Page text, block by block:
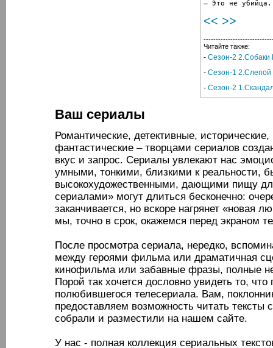
<< >>
Читайте также:
- Сезон-2 2.Собаки
- Сезон-1 2.Слепой
- Сезон-2
Ваш сериалы
Романтические, детективные,
фантастические – творцами сериалов
вкус и запрос. Сериалы увлекают нас
умными, тонкими, близкими к реальности,
высокохудожественными, дающими пищу
сериалами» могут длиться бесконечно:
заканчивается, но вскоре нагрянет «новая
мы, точно в срок, окажемся перед экраном
После просмотра сериала, нередко,
между героями фильма или драматичная
кинофильма или забавные фразы, полные
Порой так хочется дословно увидеть то, что
полюбившегося телесериала. Вам,
предоставляем возможность читать тексты
собрали и разместили на нашем сайте.
У нас - полная коллекция сериальных